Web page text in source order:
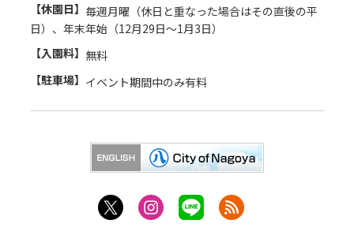
【休園日】 毎週月曜（休日と重なった場合はその直後の平
日）、年末年始（12月29日～1月3日）
【入園料】 無料
【駐車場】 イベント期間中のみ有料